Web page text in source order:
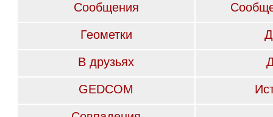
Сообщения
Геометки
В друзьях
GEDCOM